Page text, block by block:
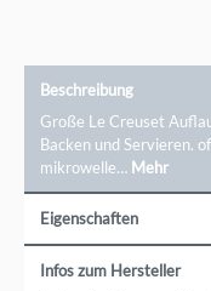
Beschreibung
Große Le Creuset
Backen und Servieren.
mikrowelle… Mehr
Eigenschaften
Infos zum Hersteller